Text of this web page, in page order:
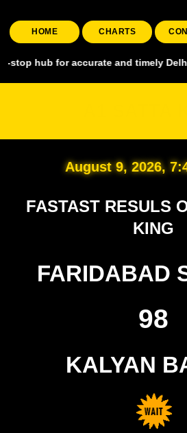
HOME CHARTS
accurate and timely Delhi bazar
August 9, 2026,
FASTAST RESULS
KING
FARIDABAD
98
KALYAN